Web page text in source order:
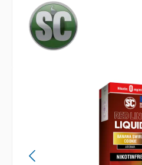
Bildergalerie überspringen